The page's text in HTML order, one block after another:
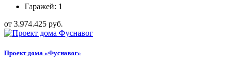
Гаражей: 1
от 3.974.425 руб.
Проект дома «Фуснавог»